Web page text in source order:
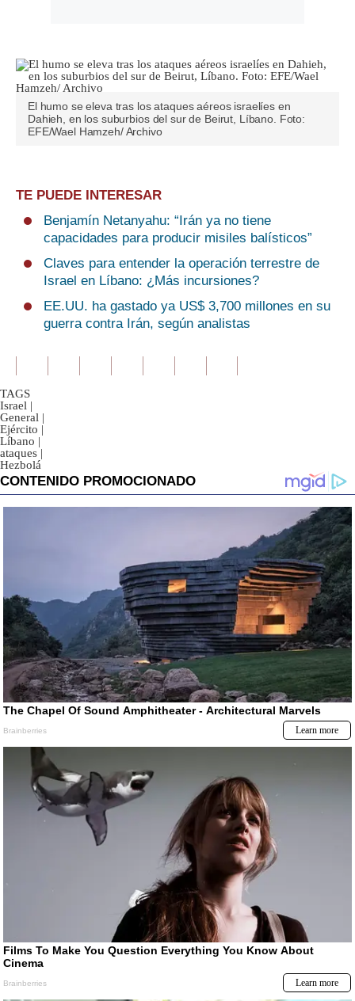
El humo se eleva tras los ataques aéreos israelíes en
Dahieh, en los suburbios del sur de Beirut, Líbano. Foto:
EFE/Wael Hamzeh/ Archivo
TE PUEDE INTERESAR
Benjamín Netanyahu: “Irán ya no tiene
capacidades para producir misiles balísticos”
Claves para entender la operación terrestre de
Israel en Líbano: ¿Más incursiones?
EE.UU. ha gastado ya US$ 3,700 millones en su
guerra contra Irán, según analistas
TAGS
Israel |
General |
Ejército |
Líbano |
ataques |
Hezbolá